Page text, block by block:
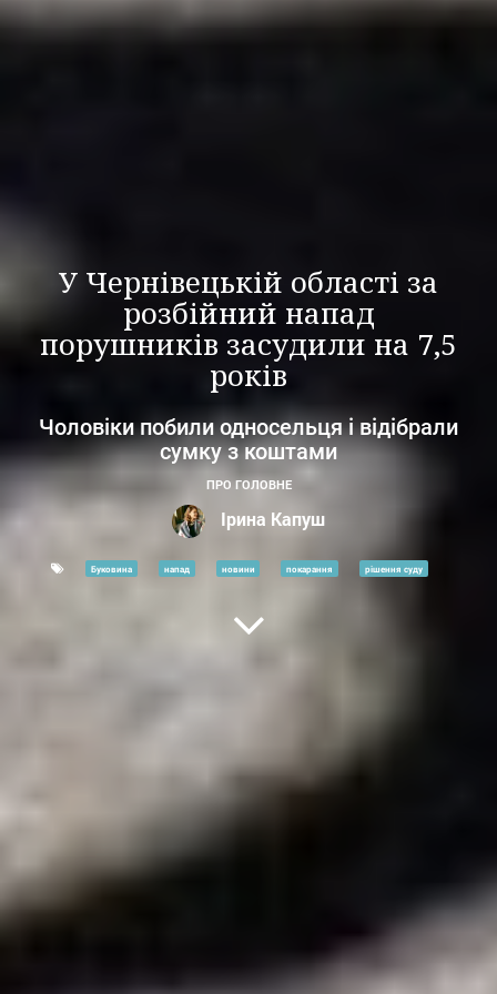
У Чернівецькій області за
розбійний напад
порушників засудили на 7,5
років
Чоловіки побили односельця і відібрали
сумку з коштами
ПРО ГОЛОВНЕ
Ірина Капуш
Буковина напад новини покарання рішення суду